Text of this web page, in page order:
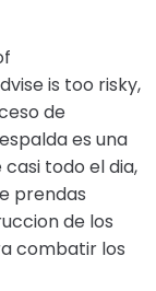
is too risky,
de
es una
todo el dia,
prendas
de los
combatir los